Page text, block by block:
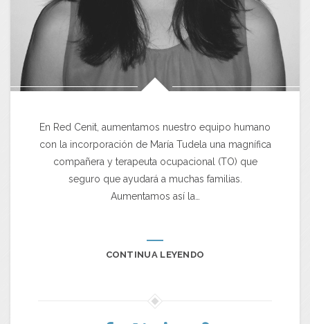
En Red Cenit, aumentamos nuestro equipo humano
con la incorporación de María Tudela una magnífica
compañera y terapeuta ocupacional (TO) que
seguro que ayudará a muchas familias.
Aumentamos así la…
CONTINUA LEYENDO